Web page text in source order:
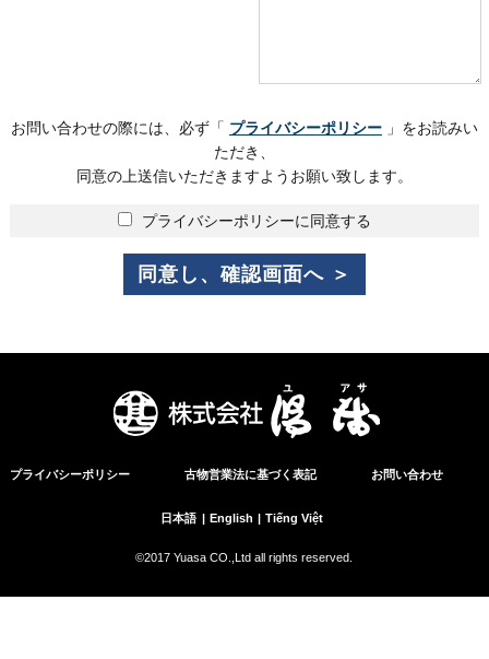
お問い合わせの際には、必ず「 プライバシーポリシー」をお読みい
ただき、
同意の上送信いただきますようお願い致します。
プライバシーポリシーに同意する
プライバシーポリシー 古物営業法に基づく表記 お問い合わせ
日本語 English Tiếng Việt
©2017 Yuasa CO.,Ltd all rights reserved.